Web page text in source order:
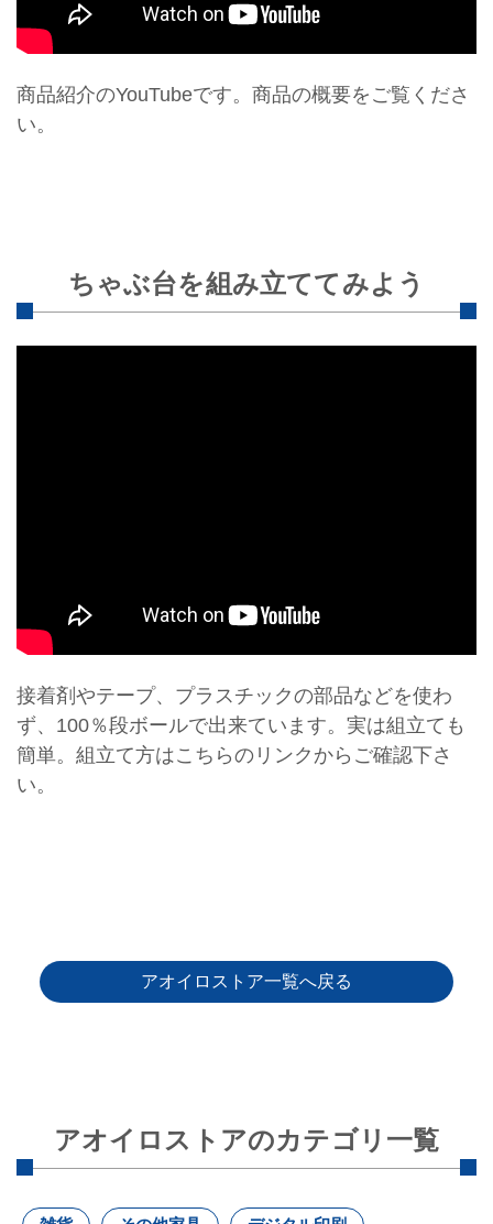
商品紹介のYouTubeです。商品の概要をご覧くださ
い。
ちゃぶ台を組み立ててみよう
接着剤やテープ、プラスチックの部品などを使わ
ず、100％段ボールで出来ています。実は組立ても
簡単。組立て方はこちらのリンクからご確認下さ
い。
アオイロストア一覧へ戻る
アオイロストアのカテゴリ一覧